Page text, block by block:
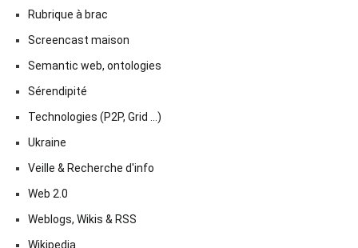
Rubrique à brac
Screencast maison
Semantic web, ontologies
Sérendipité
Technologies (P2P, Grid …)
Ukraine
Veille & Recherche d'info
Web 2.0
Weblogs, Wikis & RSS
Wikipedia